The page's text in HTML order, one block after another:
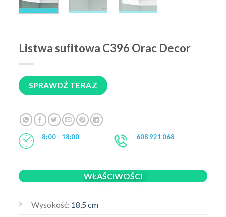
Listwa sufitowa C396 Orac Decor
SPRAWDŹ TERAZ
8:00 - 18:00 608 921 068
WŁAŚCIWOŚCI
Wysokość: 18,5 cm